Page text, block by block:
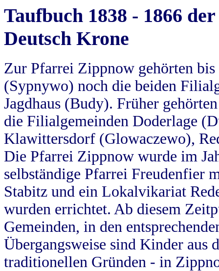
Taufbuch 1838 - 1866
Deutsch Krone
Zur Pfarrei Zippnow gehörten
(Sypnywo) noch die beiden
Jagdhaus (Budy). Früher
die Filialgemeinden Doderlage
Klawittersdorf (Glowaczewo),
Die Pfarrei Zippnow wurde im
selbständige Pfarrei Freudenfier
Stabitz und ein Lokalvikariat
wurden errichtet. Ab diesem
Gemeinden, in den
Übergangsweise sind Kinder aus
traditionellen Gründen - in